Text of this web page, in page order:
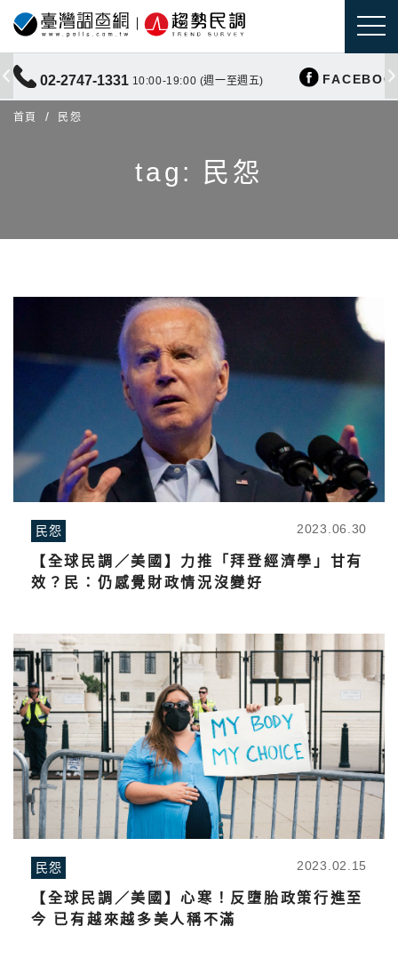
02-2747-1331 10:00-19:00 (週一至週五)
首頁 民怨
tag: 民怨
民怨 2023.06.30
【全球民調／美國】力推「拜登經濟學」甘有
效？民：仍感覺財政情況沒變好
民怨 2023.02.15
【全球民調／美國】心寒！反墮胎政策行進至
今 已有越來越多美人稱不滿